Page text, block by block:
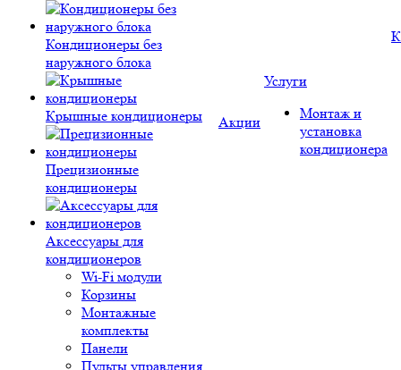
Кондиционеры без
наружного блока
Крышные кондиционеры
Прецизионные
кондиционеры
Аксессуары для
кондиционеров
Wi-Fi модули
Корзины
Монтажные
комплекты
Панели
Пульты управления
Акции
Услуги
Монтаж и
установка
кондиционера